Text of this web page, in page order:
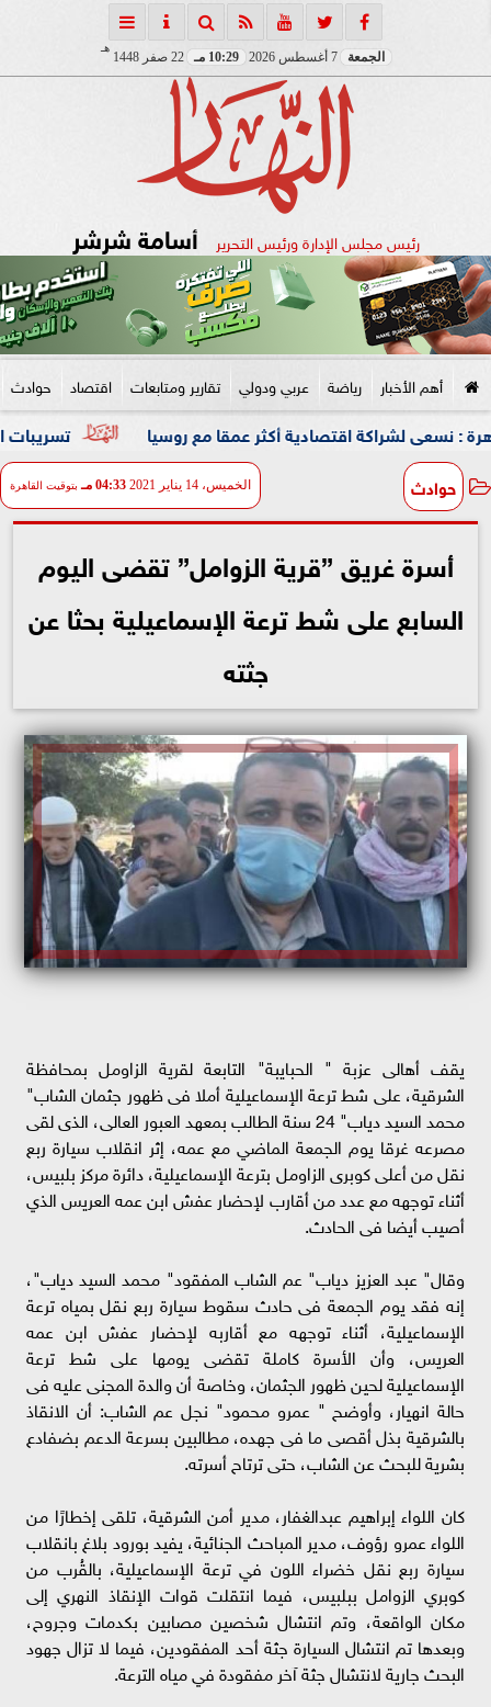
الجمعة 7 أغسطس 2026 10:29 مـ 22 صفر 1448
هـ
رئيس مجلس الإدارة ورئيس التحرير أسامة شرشر
أهم الأخبار رياضة عربي ودولي تقارير ومتابعات اقتصاد حوادث
تسريبات الكابينيت: اقتصادية أكثر عمقا مع روسيا
حوادث الخميس، 14 يناير 2021 04:33 مـ بتوقيت القاهرة
أسرة غريق ”قرية الزوامل” تقضى اليوم
السابع على شط ترعة الإسماعيلية بحثا عن
جثته
يقف أهالى عزبة " الحبايبة" التابعة لقرية الزاومل بمحافظة
الشرقية، على شط ترعة الإسماعيلية أملا فى ظهور جثمان الشاب"
محمد السيد دياب" 24 سنة الطالب بمعهد العبور العالى، الذى لقى
مصرعه غرقا يوم الجمعة الماضي مع عمه، إثر انقلاب سيارة ربع
نقل من أعلى كوبرى الزاومل بترعة الإسماعيلية، دائرة مركز بلبيس،
أثناء توجهه مع عدد من أقارب لإحضار عفش ابن عمه العريس الذي
أصيب أيضا فى الحادث.
وقال" عبد العزيز دياب" عم الشاب المفقود" محمد السيد دياب"،
إنه فقد يوم الجمعة فى حادث سقوط سيارة ربع نقل بمياه ترعة
الإسماعيلية، أثناء توجهه مع أقاربه لإحضار عفش ابن عمه
العريس، وأن الأسرة كاملة تقضى يومها على شط ترعة
الإسماعيلية لحين ظهور الجثمان، وخاصة أن والدة المجنى عليه فى
حالة انهيار، وأوضح " عمرو محمود" نجل عم الشاب: أن الانقاذ
بالشرقية بذل أقصى ما فى جهده، مطالبين بسرعة الدعم بضفادع
بشرية للبحث عن الشاب، حتى ترتاح أسرته.
كان اللواء إبراهيم عبدالغفار، مدير أمن الشرقية، تلقى إخطارًا من
اللواء عمرو رؤوف، مدير المباحث الجنائية، يفيد بورود بلاغ بانقلاب
سيارة ربع نقل خضراء اللون في ترعة الإسماعيلية، بالقُرب من
كوبري الزوامل ببلبيس، فيما انتقلت قوات الإنقاذ النهري إلى
مكان الواقعة، وتم انتشال شخصين مصابين بكدمات وجروح،
وبعدها تم انتشال السيارة جثة أحد المفقودين، فيما لا تزال جهود
البحث جارية لانتشال جثة آخر مفقودة في مياه الترعة.